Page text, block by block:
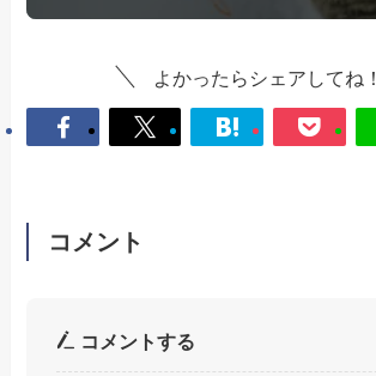
よかったらシェアしてね！
コメント
コメントする